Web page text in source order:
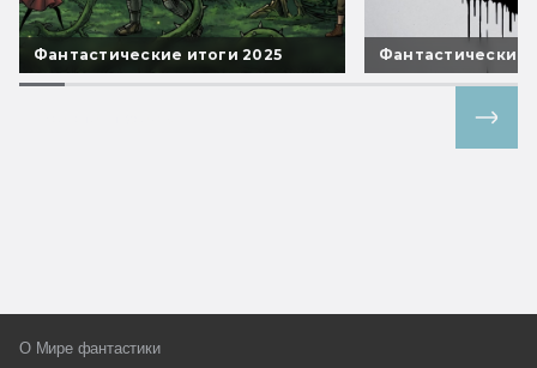
Фантастические итоги 2025 Фантастические
О Мире фантастики